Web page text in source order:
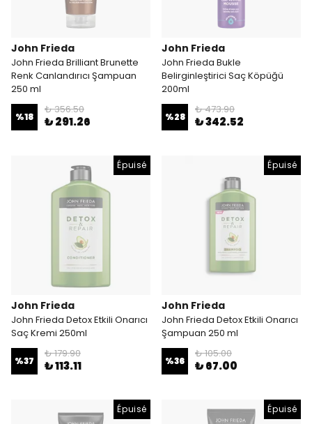
John Frieda
John Frieda Brilliant Brunette
Renk Canlandırıcı Şampuan
250 ml
%18
₺ 356.50
₺ 291.26
John Frieda
John Frieda Bukle
Belirginleştirici Saç Köpüğü
200ml
%28
₺ 473.90
₺ 342.52
Épuisé
John Frieda
John Frieda Detox Etkili Onarıcı
Saç Kremi 250ml
%37
₺ 179.90
₺ 113.11
Épuisé
John Frieda
John Frieda Detox Etkili Onarıcı
Şampuan 250 ml
%36
₺ 105.00
₺ 67.00
Épuisé Épuisé